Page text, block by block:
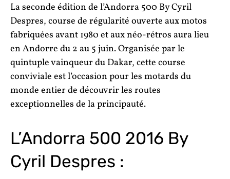
La seconde édition de l’Andorra 500 By Cyril
Despres, course de régularité ouverte aux motos
fabriquées avant 1980 et aux néo-rétros aura lieu
en Andorre du 2 au 5 juin. Organisée par le
quintuple vainqueur du Dakar, cette course
conviviale est l’occasion pour les motards du
monde entier de découvrir les routes
exceptionnelles de la principauté.
L’Andorra 500 2016 By
Cyril Despres :